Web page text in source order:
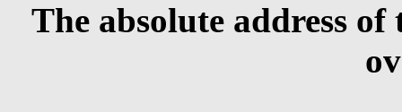
The absolute address